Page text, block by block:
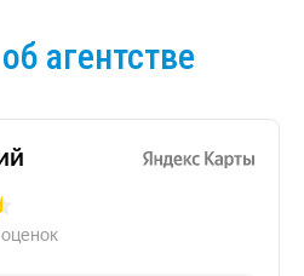
агентстве